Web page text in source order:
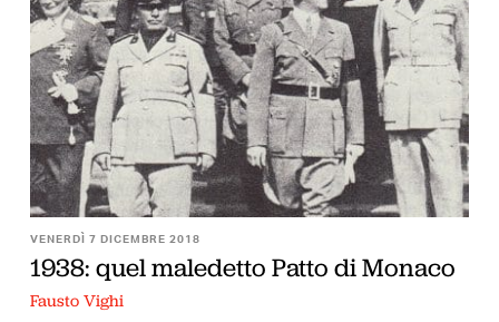
VENERDÌ 7 DICEMBRE 2018
1938: quel maledetto Patto di Monaco
Fausto Vighi